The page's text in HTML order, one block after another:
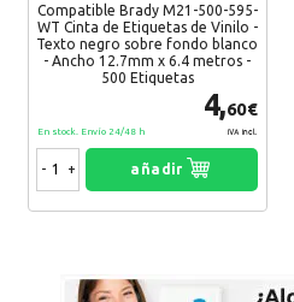
Dpto 29. 01. 2021
Son muy buenos
Recomendaría su compra:Si
Teba 16. 01. 2021
Compatible Brady M21-500-595-
WT Cinta de Etiquetas de Vinilo -
Texto negro sobre fondo blanco
- Ancho 12.7mm x 6.4 metros -
500 Etiquetas
4,60€
IVA Incl.
En stock. Envío 24/48 h
- + añadir